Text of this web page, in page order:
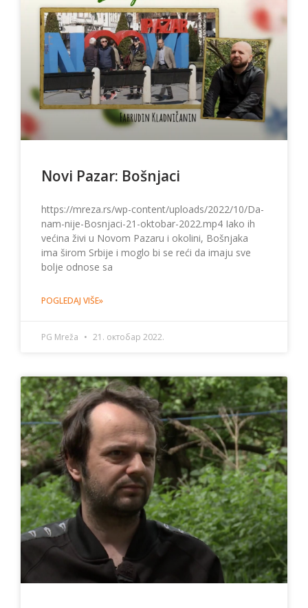
Novi Pazar: Bošnjaci
https://mreza.rs/wp-content/uploads/2022/10/Da-
nam-nije-Bosnjaci-21-oktobar-2022.mp4 Iako ih
većina živi u Novom Pazaru i okolini, Bošnjaka
ima širom Srbije i moglo bi se reći da imaju sve
bolje odnose sa
POGLEDAJ VIŠE»
PG Mreža 21. октобар 2022.